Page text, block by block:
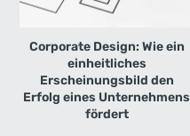
Corporate Design: Wie ein
einheitliches
Erscheinungsbild den
Erfolg eines Unternehmens
fördert